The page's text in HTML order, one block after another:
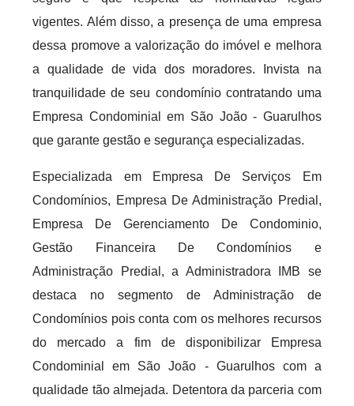
vigentes. Além disso, a presença de uma empresa
dessa promove a valorização do imóvel e melhora
a qualidade de vida dos moradores. Invista na
tranquilidade de seu condomínio contratando uma
Empresa Condominial em São João - Guarulhos
que garante gestão e segurança especializadas.
Especializada em Empresa De Serviços Em
Condomínios, Empresa De Administração Predial,
Empresa De Gerenciamento De Condominio,
Gestão Financeira De Condomínios e
Administração Predial, a Administradora IMB se
destaca no segmento de Administração de
Condomínios pois conta com os melhores recursos
do mercado a fim de disponibilizar Empresa
Condominial em São João - Guarulhos com a
qualidade tão almejada. Detentora da parceria com